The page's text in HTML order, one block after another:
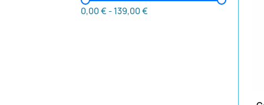
0,00 € - 139,00 €